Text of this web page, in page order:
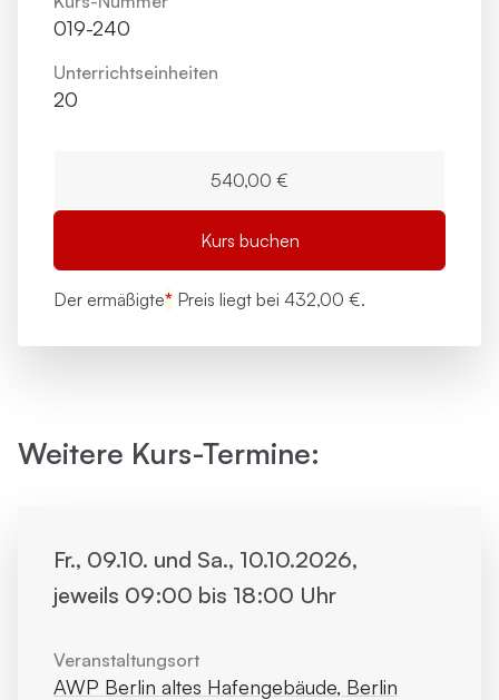
019-240
Unterrichts­einheiten
20
540,00 €
Kurs buchen
Der ermäßigte* Preis liegt bei 432,00 €.
Weitere Kurs-Termine:
Fr., 09.10. und Sa., 10.10.2026,
jeweils 09:00 bis 18:00 Uhr
Veranstaltungsort
AWP Berlin altes Hafengebäude, Berlin